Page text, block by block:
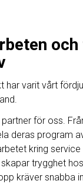
har varit vårt
för oss.
deras program
kring
trygghet
kräver snabba